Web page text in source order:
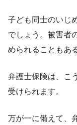
子ども同士のいじ
でしょう。被害者
められることもあ
弁護士保険は、こ
受けられます。
万が一に備えて、